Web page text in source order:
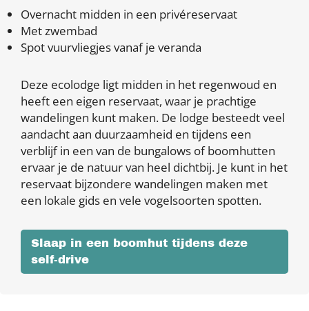
Overnacht midden in een privéreservaat
Met zwembad
Spot vuurvliegjes vanaf je veranda
Deze ecolodge ligt midden in het regenwoud en
heeft een eigen reservaat, waar je prachtige
wandelingen kunt maken. De lodge besteedt veel
aandacht aan duurzaamheid en tijdens een
verblijf in een van de bungalows of boomhutten
ervaar je de natuur van heel dichtbij. Je kunt in het
reservaat bijzondere wandelingen maken met
een lokale gids en vele vogelsoorten spotten.
Slaap in een boomhut tijdens deze
self-drive